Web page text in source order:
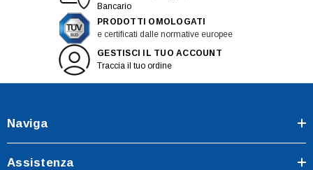
Bancario
PRODOTTI OMOLOGATI
e certificati dalle normative europee
GESTISCI IL TUO ACCOUNT
Traccia il tuo ordine
Naviga
Assistenza